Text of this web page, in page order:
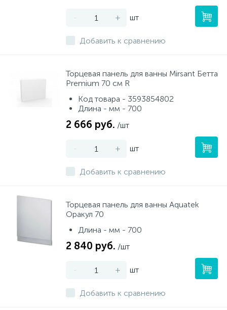
- + шт
Добавить к сравнению
Торцевая панель для ванны Mirsant Бетта
Premium 70 см R
Код товара - 3593854802
Длина - мм - 700
2 666 руб. /шт
- + шт
Добавить к сравнению
Торцевая панель для ванны Aquatek
Оракул 70
Длина - мм - 700
2 840 руб. /шт
- + шт
Добавить к сравнению